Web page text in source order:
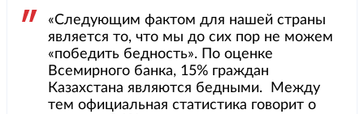
«Следующим фактом для нашей страны
является то, что мы до сих пор не можем
«победить бедность». По оценке
Всемирного банка, 15% граждан
Казахстана являются бедными. Между
тем официальная статистика говорит о